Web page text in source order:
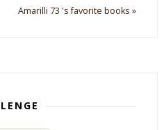
Amarilli 73 's favorite books »